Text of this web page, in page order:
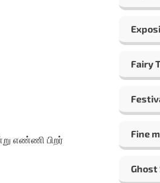
எண்ணி பிறர்
Fairy
Fine
Ghost